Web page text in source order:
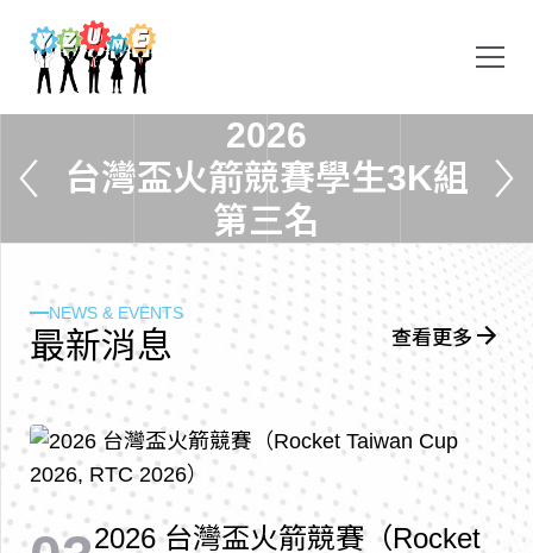
2026
台灣盃火箭競賽學生3K組
第三名
NEWS & EVENTS
最新消息 查看更多
2026 台灣盃火箭競賽（Rocket